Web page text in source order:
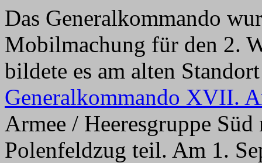
Das Generalkommando
Mobilmachung für den 2.
bildete es am alten
Generalkommando XVII.
Armee / Heeresgruppe
Polenfeldzug teil. Am 1.